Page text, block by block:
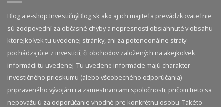
Blog a e-shop InvestičnýBlog.sk ako aj ich majiteľ a prevádzkovateľ nie
sú zodpovední za občasné chyby a nepresnosti obsiahnuté v obsahu
ktorejkoľvek tu uvedenej stránky, ani za potencionálne straty
pochádzajúce z investícií, či obchodov založených na akejkoľvek
informácii tu uvedenej. Tu uvedené informácie majú charakter
investičného prieskumu (alebo všeobecného odporúčania)
pripraveného vývojármi a zamestnancami spoločnosti, pričom tieto sa
nepovažujú za odporúčanie vhodné pre konkrétnu osobu. Takéto